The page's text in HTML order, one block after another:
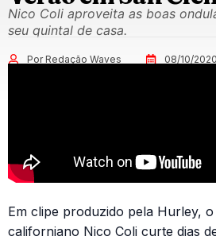
Nico Coli aproveita as boas
seu quintal de casa.
Por Redação Waves 08/10/2020
Em clipe produzido pela Hurley,
californiano Nico Coli curte dias